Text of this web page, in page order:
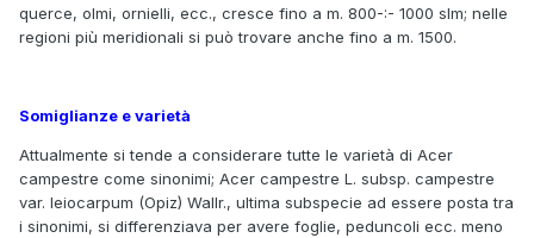
querce, olmi, ornielli, ecc., cresce fino a m. 800-:- 1000 slm; nelle
regioni più meridionali si può trovare anche fino a m. 1500.
Somiglianze e varietà
Attualmente si tende a considerare tutte le varietà di Acer
campestre come sinonimi; Acer campestre L. subsp. campestre
var. leiocarpum (Opiz) Wallr., ultima subspecie ad essere posta tra
i sinonimi, si differenziava per avere foglie, peduncoli ecc. meno